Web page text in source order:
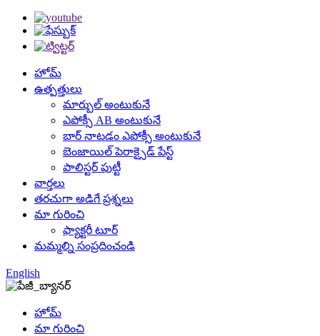
హోమ్
ఉత్పత్తులు
మార్బుల్ అంటుకునే
ఎపోక్సీ AB అంటుకునే
బార్ నాటడం ఎపోక్సీ అంటుకునే
బెంజాయిల్ పెరాక్సైడ్ పేస్ట్
పాలిస్టర్ పుట్టీ
వార్తలు
తరచుగా అడిగే ప్రశ్నలు
మా గురించి
ఫ్యాక్టరీ టూర్
మమ్మల్ని సంప్రదించండి
English
హోమ్
మా గురించి